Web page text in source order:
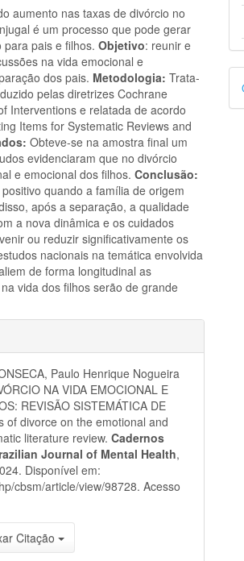
aumento nas taxas de divórcio no
é um processo que pode gerar
para pais e filhos.Objetivo: reunir e
na vida emocional e
dos pais. Metodologia:Trata-
pelas diretrizes Cochrane
Interventions e relatada de acordo
Items for Systematic Reviews and
Obteve-se na amostra final um
evidenciaram que no divórcio
e emocional dos filhos.Conclusão:
quando a família de origem
após a separação, a qualidade
a nova dinâmica e os cuidados
ou reduzir significativamente os
nacionais na temática envolvida
de forma longitudinal as
vida dos filhos serão de grande
Paulo Henrique Nogueira
NA VIDA EMOCIONAL E
REVISÃO SISTEMÁTICA DE
of divorce on the emotional and
literature review.Cadernos
Journal of Mental Health,
Disponível em:
cbsm/article/view/98728. Acesso
Citação